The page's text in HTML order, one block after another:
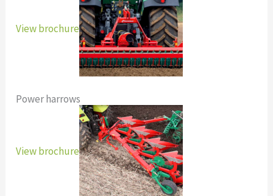
View brochure
Power harrows
View brochure